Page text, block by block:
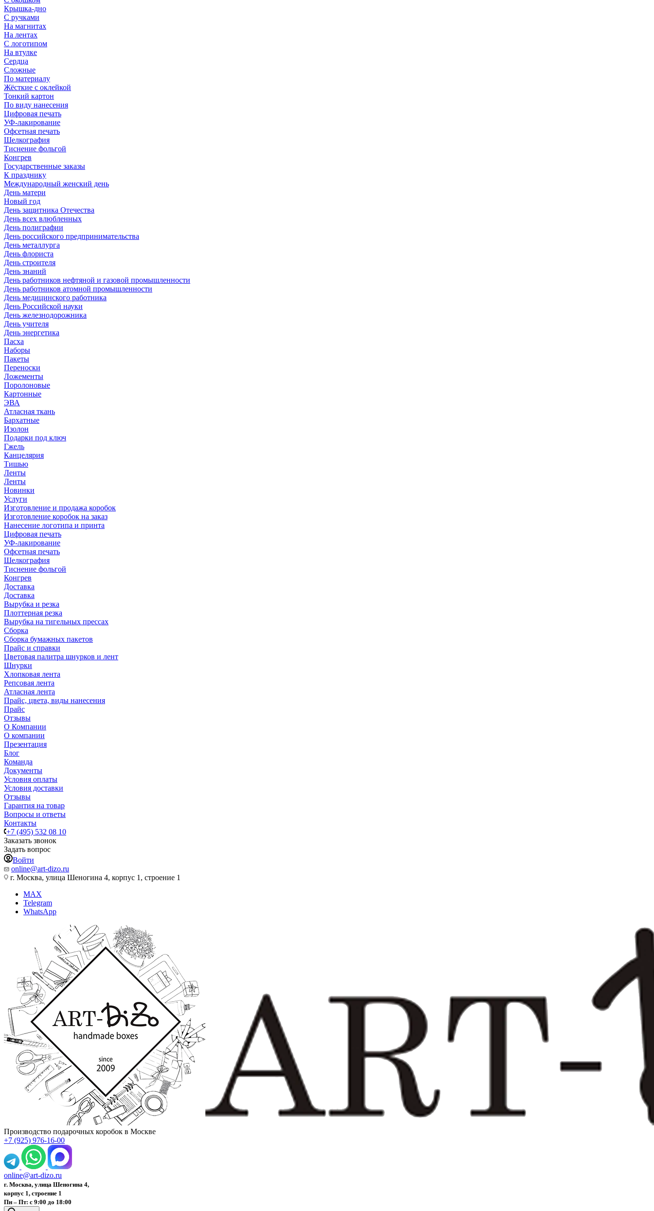
Крышка-дно
С ручками
На магнитах
На лентах
С логотипом
На втулке
Сердца
Сложные
По материалу
Жёсткие с оклейкой
Тонкий картон
По виду нанесения
Цифровая печать
УФ-лакирование
Офсетная печать
Шелкография
Тиснение фольгой
Конгрев
Государственные заказы
К празднику
Международный женский день
День матери
Новый год
День защитника Отечества
День всех влюбленных
День полиграфии
День российского предпринимательства
День металлурга
День флориста
День строителя
День знаний
День работников нефтяной и газовой промышленности
День работников атомной промышленности
День медицинского работника
День Российской науки
День железнодорожника
День учителя
День энергетика
Пасха
Наборы
Пакеты
Переноски
Ложементы
Поролоновые
Картонные
ЭВА
Атласная ткань
Бархатные
Изолон
Подарки под ключ
Гжель
Канцелярия
Тишью
Ленты
Ленты
Новинки
Услуги
Изготовление и продажа коробок
Изготовление коробок на заказ
Нанесение логотипа и принта
Цифровая печать
УФ-лакирование
Офсетная печать
Шелкография
Тиснение фольгой
Конгрев
Доставка
Доставка
Вырубка и резка
Плоттерная резка
Вырубка на тигельных прессах
Сборка
Сборка бумажных пакетов
Прайс и справки
Цветовая палитра шнурков и лент
Шнурки
Хлопковая лента
Репсовая лента
Атласная лента
Прайс, цвета, виды нанесения
Прайс
Отзывы
О Компании
О компании
Презентация
Блог
Команда
Документы
Условия оплаты
Условия доставки
Отзывы
Гарантия на товар
Вопросы и ответы
Контакты
+7 (495) 532 08 10
Заказать звонок
Задать вопрос
Войти
online@art-dizo.ru
г. Москва, улица Шеногина 4, корпус 1, строение 1
MAX
Telegram
WhatsApp
Производство подарочных коробок в Москве
+7 (925) 976-16-00
online@art-dizo.ru
г. Москва, улица Шеногина 4,
корпус 1, строение 1
Пн – Пт: с 9:00 до 18:00